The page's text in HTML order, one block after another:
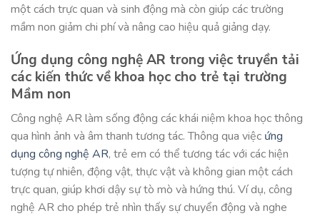
một cách trực quan và sinh động mà còn giúp các trường
mầm non giảm chi phí và nâng cao hiệu quả giảng dạy.
Ứng dụng công nghệ AR trong việc truyền tải
các kiến thức về khoa học cho trẻ tại trường
Mầm non
Công nghệ AR làm sống động các khái niệm khoa học thông
qua hình ảnh và âm thanh tương tác. Thông qua việc ứng
dụng công nghệ AR, trẻ em có thể tương tác với các hiện
tượng tự nhiên, động vật, thực vật và không gian một cách
trực quan, giúp khơi dậy sự tò mò và hứng thú. Ví dụ, công
nghệ AR cho phép trẻ nhìn thấy sự chuyển động và nghe